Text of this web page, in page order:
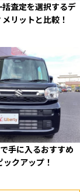
査定を選択するデ
リットと比較！
手に入るおすすめ
クアップ！